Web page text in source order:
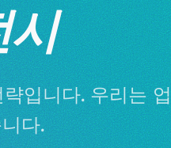
입니다. 우리는 업
다.